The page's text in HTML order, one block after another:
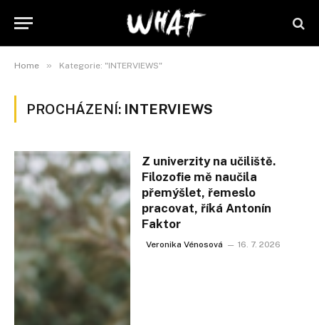
Home » Kategorie: "INTERVIEWS"
PROCHÁZENÍ: INTERVIEWS
Z univerzity na učiliště.
Filozofie mě naučila
přemýšlet, řemeslo
pracovat, říká Antonín
Faktor
Veronika Vénosová 16. 7. 2026